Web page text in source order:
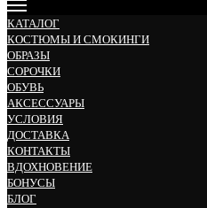
КАТАЛОГ
КОСТЮМЫ И СМОКИНГИ
ОБРАЗЫ
СОРОЧКИ
ОБУВЬ
АКСЕССУАРЫ
УСЛОВИЯ
ДОСТАВКА
КОНТАКТЫ
ВДОХНОВЕНИЕ
БОНУСЫ
БЛОГ